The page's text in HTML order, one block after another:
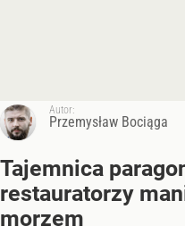
Autor:
Przemysław Bociąga
Tajemnica
restauratorzy
morzem